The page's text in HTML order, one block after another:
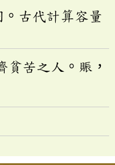
。古代計算容量
貧苦之人。賑，